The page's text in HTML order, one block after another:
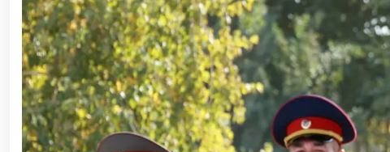
ishchi guruhining yoshlar bilan uchrashuvi tadbirlari
polkovnik B.Tashmatov poytaxtimizdagi manzilli
etishga moyil shaxslar yashash manzillarida tezkor
yuritib kyelayotgan ayollar uchun tantanali bayram
o‘tkazildi // Ajdodlar merosi – milliy gʻurur va
litseyi faoliyati bilan yaqindan tanishdi. //Milliy
// “Harbiy taʼlim tizimida ilm-fan va pedagogik
etildi. //Milliy gvardiya qo‘mondoni general-
viloyatalarida xavfsiz muhitni yaratish va jamoat